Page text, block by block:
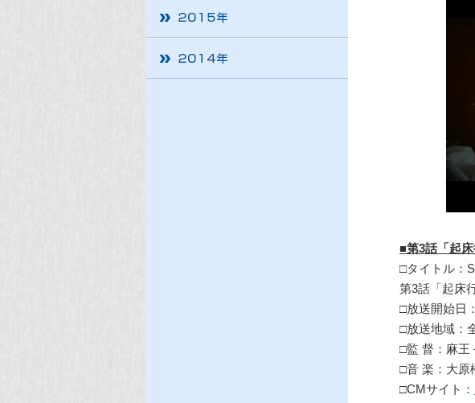
■第3話「起
□タイトル：
第3話「起床
□放送開始日
□放送地域：
□監 督：麻王
□音 楽：大原
□CMサイト：